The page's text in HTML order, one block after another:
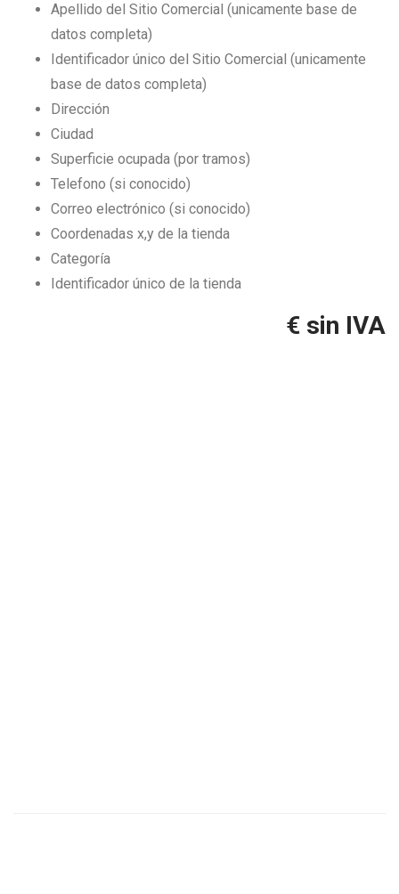
Apellido del Sitio Comercial (unicamente base de
datos completa)
Identificador único del Sitio Comercial (unicamente
base de datos completa)
Dirección
Ciudad
Superficie ocupada (por tramos)
Telefono (si conocido)
Correo electrónico (si conocido)
Coordenadas x,y de la tienda
Categoría
Identificador único de la tienda
€ sin IVA